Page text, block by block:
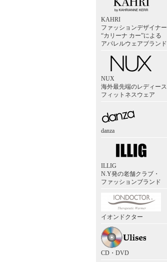
KAHRI
ファッションデザイナー
“カリーナ カー”による
アパレルウェアブランド
NUX
海外最先端のレディース
フィットネスウェア
danza
ILLIG
N.Y発の老舗クラブ・
ファッションブランド
イオンドクター
CD・DVD